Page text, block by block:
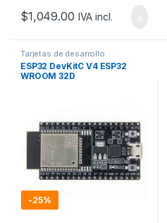
$1,049.00 IVA incl.
Tarjetas de desarrollo
ESP32 DevKitC V4 ESP32
WROOM 32D
-25%